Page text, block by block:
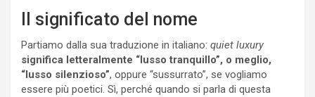
Il significato del nome
Partiamo dalla sua traduzione in italiano: quiet luxury
significa letteralmente “lusso tranquillo”, o meglio,
“lusso silenzioso”, oppure “sussurrato”, se vogliamo
essere più poetici. Sì, perché quando si parla di questa